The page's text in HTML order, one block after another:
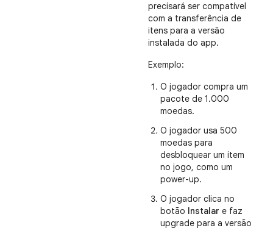
precisará ser compatível
com a transferência de
itens para a versão
instalada do app.
Exemplo:
O jogador compra um
pacote de 1.000
moedas.
O jogador usa 500
moedas para
desbloquear um item
no jogo, como um
power-up.
O jogador clica no
botão Instalar e faz
upgrade para a versão